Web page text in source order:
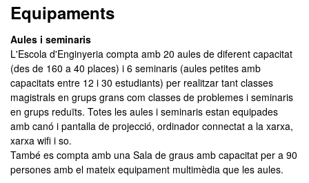
Equipaments
Aules i seminaris
L'Escola d'Enginyeria compta amb 20 aules de diferent capacitat
(des de 160 a 40 places) i 6 seminaris (aules petites amb
capacitats entre 12 i 30 estudiants) per realitzar tant classes
magistrals en grups grans com classes de problemes i seminaris
en grups reduïts. Totes les aules i seminaris estan equipades
amb canó i pantalla de projecció, ordinador connectat a la xarxa,
xarxa wifi i so.
També es compta amb una Sala de graus amb capacitat per a 90
persones amb el mateix equipament multimèdia que les aules.